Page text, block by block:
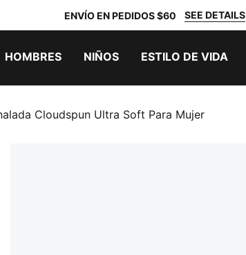
ENVÍO EN PEDIDOS $60 SEE DETAILS
HOMBRES NIÑOS ESTILO DE VIDA
Cloudspun Ultra Soft Para Mujer